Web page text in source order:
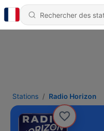
Stations Radio Horizon